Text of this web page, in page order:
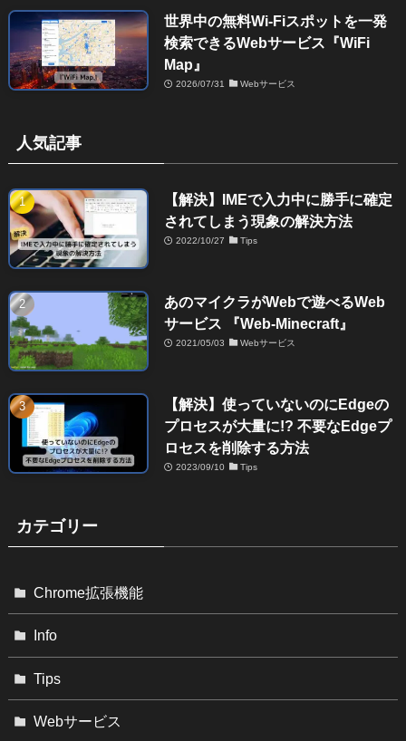
世界中の無料Wi-Fiスポットを一発
検索できるWebサービス『WiFi
Map』
2026/07/31 Webサービス
人気記事
【解決】IMEで入力中に勝手に確定
されてしまう現象の解決方法
2022/10/27 Tips
あのマイクラがWebで遊べるWeb
サービス 『Web-Minecraft』
2021/05/03 Webサービス
【解決】使っていないのにEdgeの
プロセスが大量に!? 不要なEdgeプ
ロセスを削除する方法
2023/09/10 Tips
カテゴリー
Chrome拡張機能
Info
Tips
Webサービス